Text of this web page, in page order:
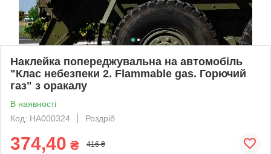
Наклейка попереджувальна на автомобіль
"Клас небезпеки 2. Flammable gas. Горючий
газ" з оракалу
В наявності
Код: НА000324
Роздріб
374,40 ₴ 416 ₴